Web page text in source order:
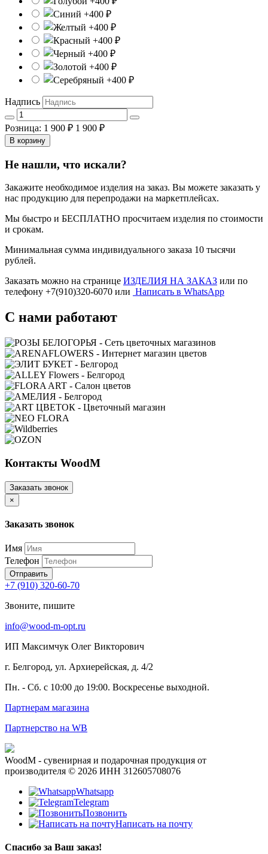
Надпись
Розница: 1 900 ₽ 1 900 ₽
В корзину
Не нашли, что искали?
Закажите необходимое изделия на заказ. Вы можете заказать у
нас продукцию для перепродажи на маркетплейсах.
Мы быстро и БЕСПЛАТНО просчитаем изделия по стоимости
и срокам.
Минимальная сумма индивидуального заказа 10 тысячи
рублей.
Заказать можно на странице ИЗДЕЛИЯ НА ЗАКАЗ или по
телефону +7(910)320-6070 или Написать в WhatsApp
С нами работают
Контакты WoodM
Заказать звонок
×
Заказать звонок
Имя
Телефон
Отправить
+7 (910) 320-60-70
Звоните, пишите
info@wood-m-opt.ru
ИП Максимчук Олег Викторович
г. Белгород, ул. Архиерейская, д. 4/2
Пн. - Сб. с 10:00 до 19:00. Воскресенье выходной.
Партнерам магазина
Партнерство на WB
WoodM - сувенирная и подарочная продукция от
производителя © 2026 ИНН 312605708076
Whatsapp
Telegram
Позвонить
Написать на почту
Спасибо за Ваш заказ!